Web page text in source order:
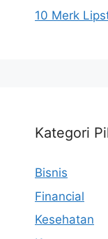
10 Merk
Kategori
Bisnis
Financial
Kesehatan